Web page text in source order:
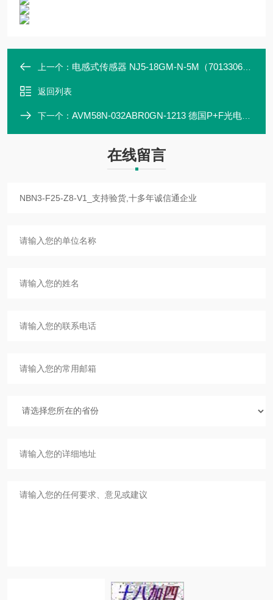
上一个： 电感式传感器 NJ5-18GM-N-5M（70133063）
返回列表
下一个： AVM58N-032ABR0GN-1213 德国P+F光电编码器 全新
在线留言